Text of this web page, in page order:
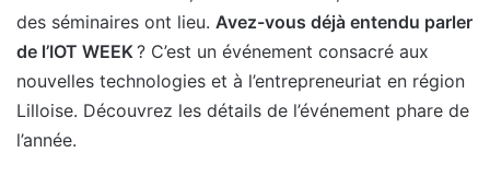
des séminaires ont lieu. Avez-vous déjà entendu parler
de l’IOT WEEK? C’est un événement consacré aux
nouvelles technologies et à l’entrepreneuriat en région
Lilloise. Découvrez les détails de l’événement phare de
l’année.